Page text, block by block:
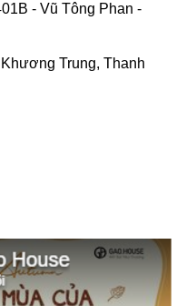
- Vũ Tông Phan -
Trung, Thanh